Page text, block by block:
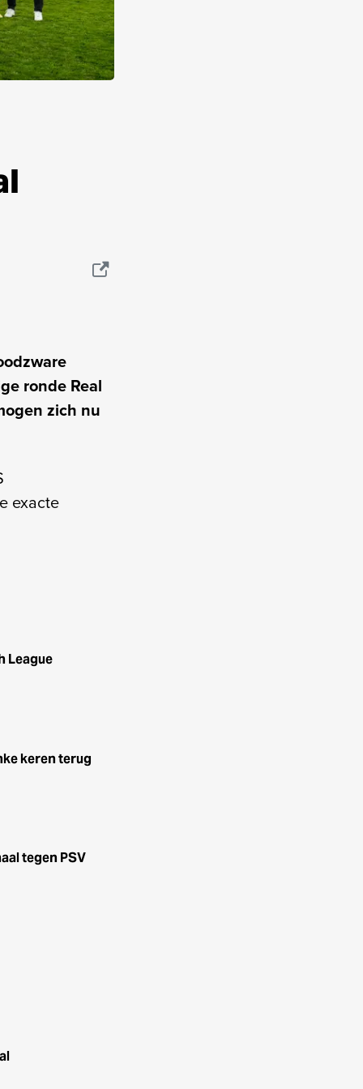
ronde Real
zich nu
exacte
League
keren terug
tegen PSV